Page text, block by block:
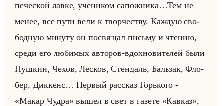
пе­че­ской лавке, уче­ни­ком са­пож­ни­ка…Тем не
менее, все пути вели к твор­че­ству. Каж­дую сво­
бод­ную ми­ну­ту он по­свя­щал письму и чте­нию,
среди его лю­би­мых ав­то­ров-вдох­но­ви­те­лей были
Пуш­кин, Чехов, Лес­ков, Стен­даль, Бальзак, Фло­
бер, Дик­кенс… Пер­вый рас­сказ Горько­го -
«Макар Чудра» вышел в свет в га­зе­те «Кавказ»,